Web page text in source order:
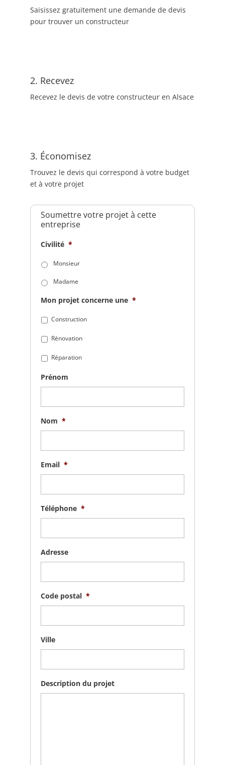
Saisissez gratuitement une demande de devis
pour trouver un constructeur
2. Recevez
Recevez le devis de votre constructeur en Alsace
3. Économisez
Trouvez le devis qui correspond à votre budget
et à votre projet
Soumettre votre projet à cette
entreprise
Civilité *
Monsieur
Madame
Mon projet concerne une *
Construction
Rénovation
Réparation
Prénom
Nom *
Email *
Téléphone *
Adresse
Code postal *
Ville
Description du projet